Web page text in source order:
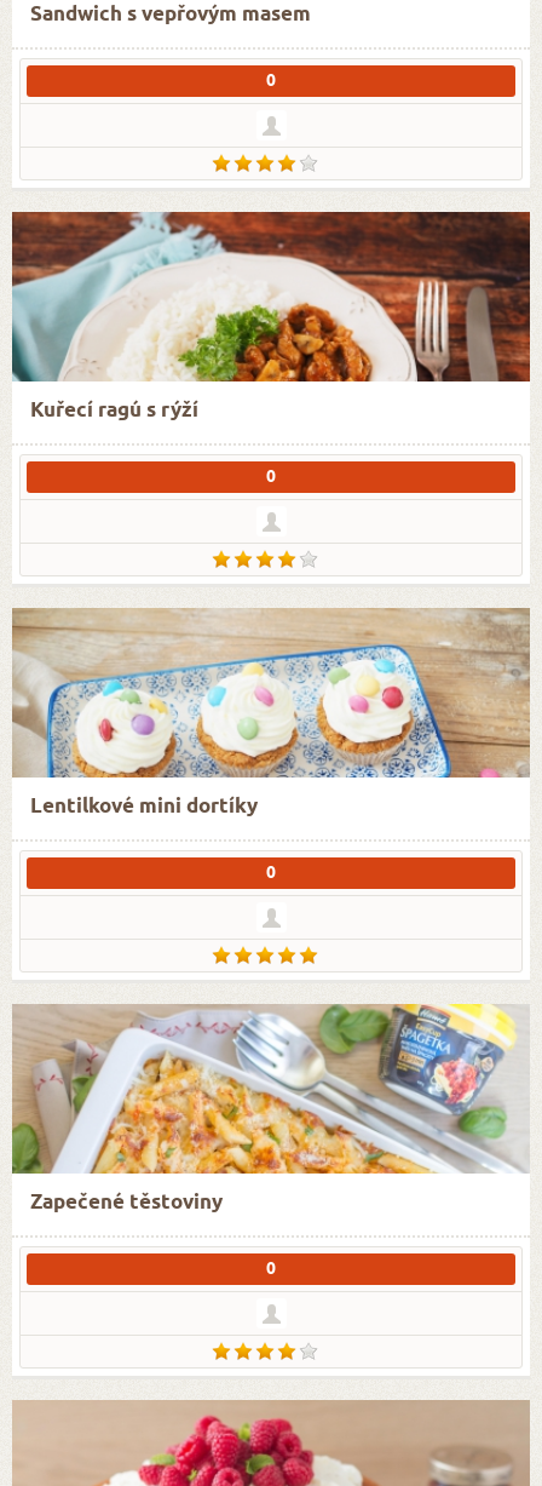
Sandwich s vepřovým masem
0
Kuřecí ragú s rýží
0
Lentilkové mini dortíky
0
Zapečené těstoviny
0